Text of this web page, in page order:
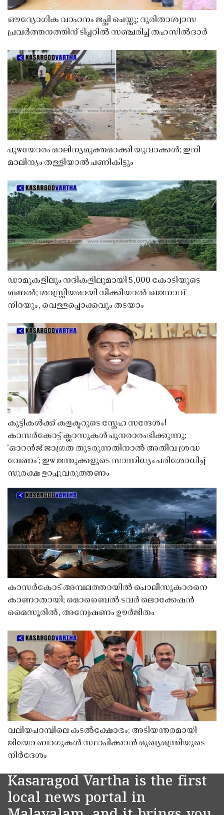
ഔദ്യോഗിക വാഹനം ജപ്തി ചെയ്തു; ദുരിതാശ്വാസ
പ്രവർത്തനത്തിന് ടിപ്പറിൽ സഞ്ചരിച്ച് തഹസിൽദാർ
പുഴയോരം മാലിന്യമുക്തമാക്കി യുവാക്കൾ; ഇനി
മാലിന്യം തള്ളിയാൽ പണികിട്ടും
ഡാമുകളിലും നദികളിലുമായി 5,000 കോടിയുടെ
മണൽ; ശാസ്ത്രീയമായി നീക്കിയാൽ ഖജനാവ്
നിറയും, വെള്ളപ്പൊക്കവും തടയാം
കുട്ടികൾക്ക് കളക്ടറുടെ സ്നേഹ സന്ദേശം!
കാസർകോട്ട് ക്ലാസുകൾ പുനരാരംഭിക്കുന്നു;
‘ഓറൻജ് ജാഗ്രത തുടരുന്നതിനാൽ അതീവ ശ്രദ്ധ
വേണം’; ഇഴ ജന്തുക്കളുടെ സാന്നിധ്യം പരിശോധിച്ച്
സുരക്ഷ ഉറപ്പുവരുത്തണം
കാസർകോട് അമ്പലത്തറയിൽ പൊലീസുകാരനെ
കാണാതായി; മൊബൈൽ ടവർ ലൊക്കേഷൻ
മൈസൂരിൽ, അന്വേഷണം ഊർജിതം
വലിയപറമ്പിലെ കടൽക്ഷോഭം; അടിയന്തരമായി
ജിയോ ബാഗുകൾ സ്ഥാപിക്കാൻ മുഖ്യമന്ത്രിയുടെ
നിർദേശം
Kasaragod Vartha is the first
local news portal in